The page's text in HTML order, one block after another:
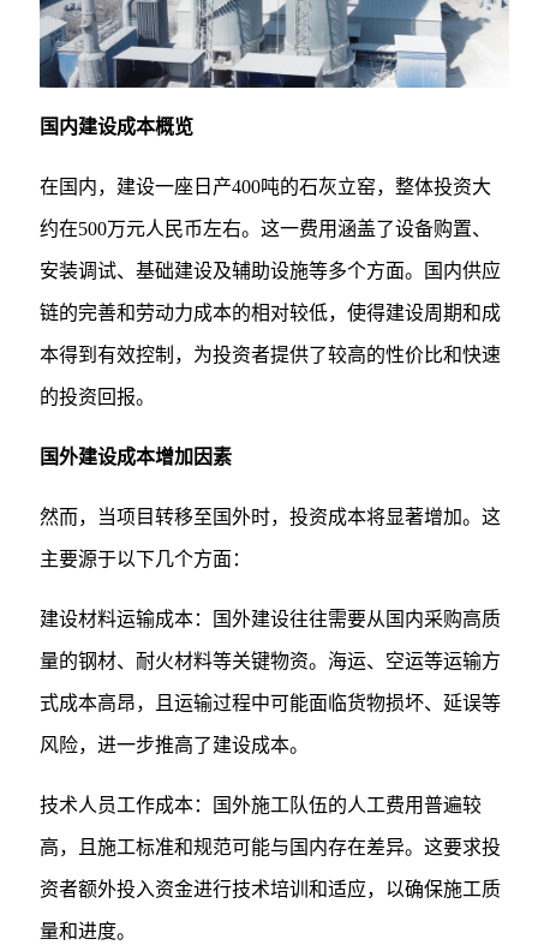
国内建设成本概览
在国内，建设一座日产400吨的石灰立窑，整体投资大
约在500万元人民币左右。这一费用涵盖了设备购置、
安装调试、基础建设及辅助设施等多个方面。国内供应
链的完善和劳动力成本的相对较低，使得建设周期和成
本得到有效控制，为投资者提供了较高的性价比和快速
的投资回报。
国外建设成本增加因素
然而，当项目转移至国外时，投资成本将显著增加。这
主要源于以下几个方面：
建设材料运输成本：国外建设往往需要从国内采购高质
量的钢材、耐火材料等关键物资。海运、空运等运输方
式成本高昂，且运输过程中可能面临货物损坏、延误等
风险，进一步推高了建设成本。
技术人员工作成本：国外施工队伍的人工费用普遍较
高，且施工标准和规范可能与国内存在差异。这要求投
资者额外投入资金进行技术培训和适应，以确保施工质
量和进度。